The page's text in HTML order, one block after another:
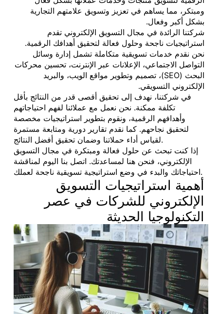
ومبتكر، مما يساهم في تعزيز وتسويق علامتهم التجارية
بشكل أكبر وفعال.
شركتنا الرائدة في مجال التسويق الإلكتروني تقدم
استراتيجيات ناجحة وحلول فعالة لتحقيق أهدافك الرقمية.
نحن نقدم خدمات تسويقية متكاملة تشمل إدارة وسائل
التواصل الاجتماعي، الإعلانات عبر الإنترنت، تحسين محركات
البحث (SEO)، تصميم وتطوير مواقع الويب، والبريد
الإلكتروني التسويقي.
في شركتنا، نهدف إلى تحقيق أقصى قدر من النتائج بأقل
تكلفة ممكنة. نحن نعمل مع عملائنا لفهم احتياجاتهم
وأهدافهم الرقمية، ونقوم بتطوير استراتيجيات مخصصة
لتحقيق نجاحهم. كما نقدم تقارير دورية ومتابعة مستمرة
لقياس أداء حملاتنا وضمان تحقيق أفضل النتائج.
إذا كنت تبحث عن حلول فعالة ومبتكرة في مجال التسويق
الإلكتروني، فنحن هنا لمساعدتك. اتصل بنا اليوم لمناقشة
احتياجاتك والبدء في وضع استراتيجية تسويقية ناجحة لعملك.
أهمية استراتيجيات التسويق
الإلكتروني للشركات في عصر
التكنولوجيا الحديثة